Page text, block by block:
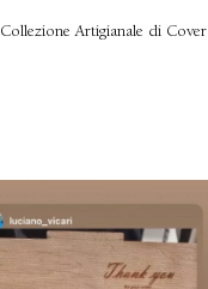
Artigianale di